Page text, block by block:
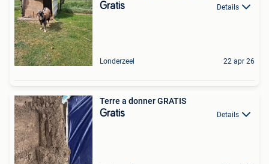
Gratis Details
Londerzeel 22 apr 26
Terre a donner GRATIS
Gratis Details